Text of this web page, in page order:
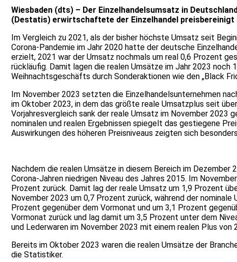
Wiesbaden (dts) – Der Einzelhandelsumsatz in
(Destatis) erwirtschaftete der Einzelhandel preisbereinigt
Im Vergleich zu 2021, als der bisher höchste Umsatz seit
Corona-Pandemie im Jahr 2020 hatte der deutsche
erzielt, 2021 war der Umsatz nochmals um real 0,6 Prozent
rückläufig. Damit lagen die realen Umsätze im Jahr 2023 noch
Weihnachtsgeschäfts durch Sonderaktionen wie den „Black
Im November 2023 setzten die Einzelhandelsunternehmen
im Oktober 2023, in dem das größte reale Umsatzplus seit
Vorjahresvergleich sank der reale Umsatz im November 2023
nominalen und realen Ergebnissen spiegelt das gestiegene
Auswirkungen des höheren Preisniveaus zeigten sich
Nachdem die realen Umsätze in diesem Bereich im
Corona-Jahren niedrigen Niveau des Jahres 2015. Im
Prozent zurück. Damit lag der reale Umsatz um 1,9 Prozent
November 2023 um 0,7 Prozent zurück, während der
Prozent gegenüber dem Vormonat und um 3,1 Prozent
Vormonat zurück und lag damit um 3,5 Prozent unter dem
und Lederwaren im November 2023 mit einem realen Plus
Bereits im Oktober 2023 waren die realen Umsätze der
die Statistiker.